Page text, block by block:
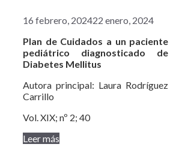
16 febrero, 202422 enero, 2024
Plan de Cuidados a un paciente
pediátrico diagnosticado de
Diabetes Mellitus
Autora principal: Laura Rodríguez
Carrillo
Vol. XIX; nº 2; 40
Leer más